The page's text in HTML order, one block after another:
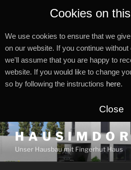
Cookies on
We use cookies to ensure that we
on our website. If you continue
we'll assume that you are happy to
website. If you would like to change
so by following the instructions here.
Close
Zum
Inhalt
springen
H A U S I M D O
Unser Hausbau mit Fingerhut Haus